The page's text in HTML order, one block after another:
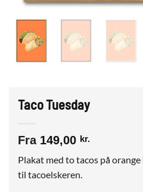
Taco Tuesday
Fra 149,00 kr.
Plakat med to tacos på
til tacoelskeren.